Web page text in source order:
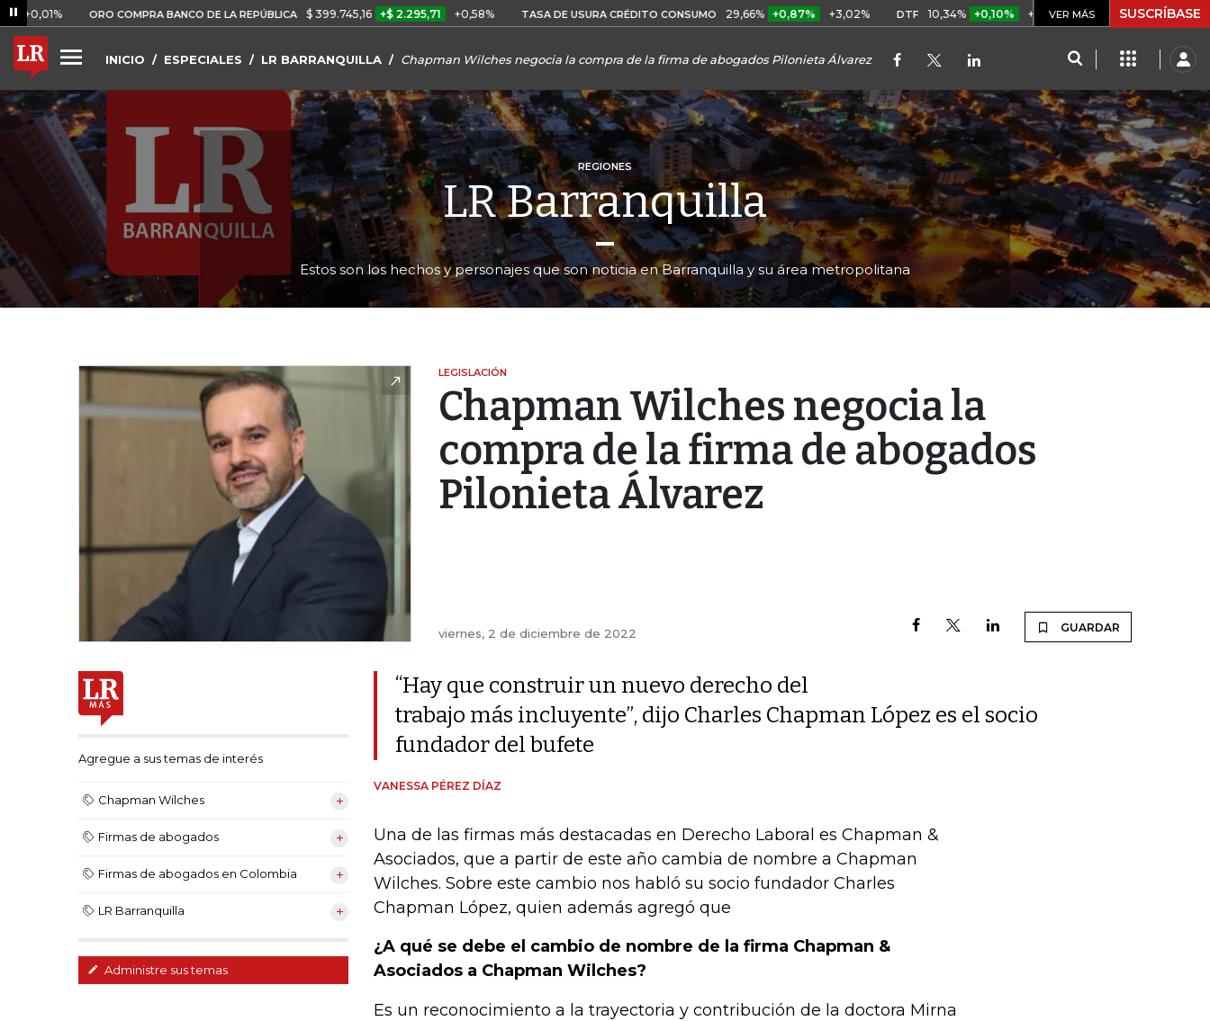
ORO COMPRA BANCO DE LA REPÚBLICA $ 399.745,16 +$ 2.295,71 +0,58% TASA DE USURA CRÉDITO CONSUMO 29,66% +0,87% +3,02% DTF 10,34% +0,10% +0,98% UVR $ 416,86 +$ 0,05
VER MÁS SUSCRÍBASE
INICIO ESPECIALES LR BARRANQUILLA Chapman Wilches negocia la compra de la firma de abogados Pilonieta Álvarez
REGIONES
LR Barranquilla
Estos son los hechos y personajes que son noticia en Barranquilla y su área metropolitana
LEGISLACIÓN
Chapman Wilches negocia la
compra de la firma de abogados
Pilonieta Álvarez
viernes, 2 de diciembre de 2022 GUARDAR
Agregue a sus temas de interés
Chapman Wilches
Firmas de abogados
Firmas de abogados en Colombia
LR Barranquilla
Administre sus temas
“Hay que construir un nuevo derecho del
trabajo más incluyente”, dijo Charles Chapman López es el socio
fundador del bufete
VANESSA PÉREZ DÍAZ
Una de las firmas más destacadas en Derecho Laboral es Chapman &
Asociados, que a partir de este año cambia de nombre a Chapman
Wilches. Sobre este cambio nos habló su socio fundador Charles
Chapman López, quien además agregó que
¿A qué se debe el cambio de nombre de la firma Chapman &
Asociados a Chapman Wilches?
Es un reconocimiento a la trayectoria y contribución de la doctora Mirna